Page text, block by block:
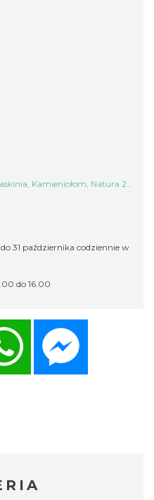
, Kamieniołom, Natura 2000
31 października codziennie w
do 16.00
WhatsApp